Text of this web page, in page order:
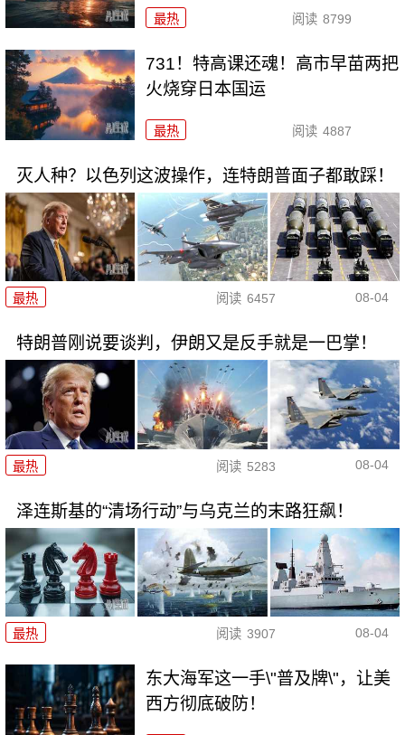
最热 阅读 8799
731！特高课还魂！高市早苗两把
火烧穿日本国运
最热 阅读 4887
灭人种？以色列这波操作，连特朗普面子都敢踩！
最热 阅读 6457 08-04
特朗普刚说要谈判，伊朗又是反手就是一巴掌！
最热 阅读 5283 08-04
泽连斯基的“清场行动”与乌克兰的末路狂飙！
最热 阅读 3907 08-04
东大海军这一手\"普及牌\"，让美
西方彻底破防！